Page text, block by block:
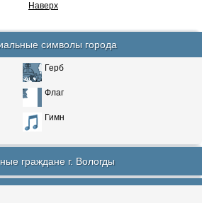
Наверх
символы города
Герб
Флаг
Гимн
граждане г. Вологды